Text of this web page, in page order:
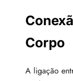
Corpo
A ligação